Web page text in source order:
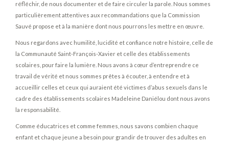
réfléchir, de nous documenter et de faire circuler la parole. Nous sommes
particulièrement attentives aux recommandations que la Commission
Sauvé propose et à la manière dont nous pourrons les mettre en œuvre.
Nous regardons avec humilité, lucidité et confiance notre histoire, celle de
la Communauté Saint-François-Xavier et celle des établissements
scolaires, pour faire la lumière. Nous avons à cœur d’entreprendre ce
travail de vérité et nous sommes prêtes à écouter, à entendre et à
accueillir celles et ceux qui auraient été victimes d’abus sexuels dans le
cadre des établissements scolaires Madeleine Daniélou dont nous avons
la responsabilité.
Comme éducatrices et comme femmes, nous savons combien chaque
enfant et chaque jeune a besoin pour grandir de trouver des adultes en